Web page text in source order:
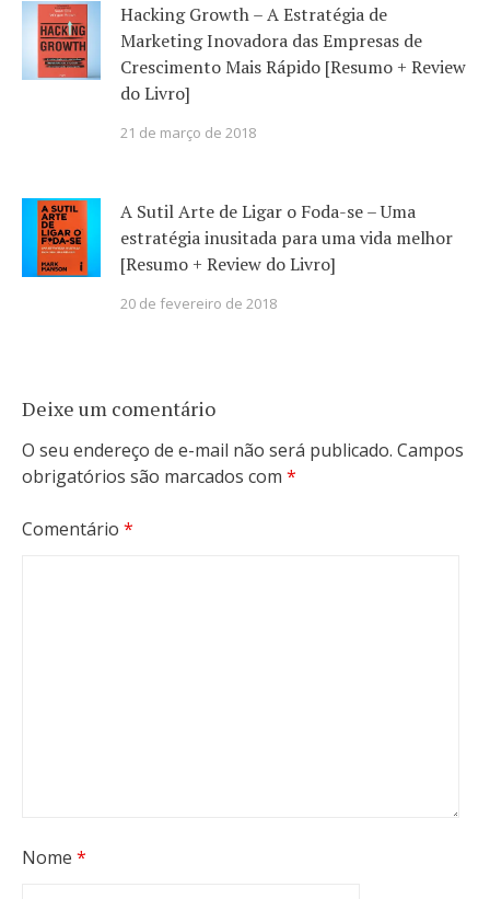
Hacking Growth – A Estratégia de
Marketing Inovadora das Empresas de
Crescimento Mais Rápido [Resumo + Review
do Livro]
21 de março de 2018
A Sutil Arte de Ligar o Foda-se – Uma
estratégia inusitada para uma vida melhor
[Resumo + Review do Livro]
20 de fevereiro de 2018
Deixe um comentário
O seu endereço de e-mail não será publicado. Campos
obrigatórios são marcados com *
Comentário *
Nome *